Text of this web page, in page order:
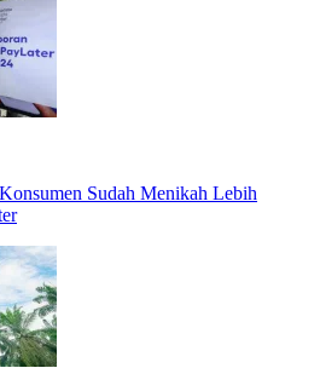
Sudah Menikah Lebih